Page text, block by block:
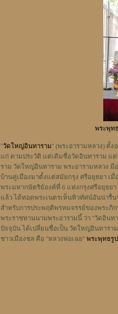
พระพุท
"วัดใหญ่อินทาราม" (พระอารามหลวง) ตั้ง
แก่ ตามประวัติ แต่เดิมชื่อวัดอินทาราม แ
ราม วัดใหญ่อินทาราม พระอารามหลวง
บ้านคู่เมืองมาตั้งแต่สมัยกรุง ศรีอยุธยา เ
พระมหากษัตริย์องค์ที่ 6 แห่งกรุงศรีอยุธย
แล้ว ได้ทอดพระเนตรเห็นทิวทัศน์อันน่ารื่น
สำหรับการประพฤติพรหมจรรย์ของพระภิ
พระราชทานนามพระอารามนี้ ว่า "วัดอิน
ปัจจุบัน ได้เปลี่ยนชื่อเป็น วัดใหญ่อินทาร
ชาวเมืองชล คือ "หลวงพ่อเฉย" พระพุทธรู